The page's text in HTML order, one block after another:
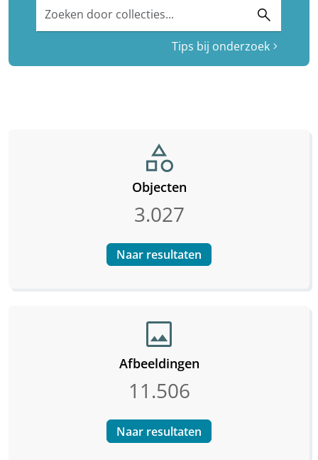
search
Tips bij onderzoek chevron_right
category
Objecten
3.027
Naar resultaten
image
Afbeeldingen
11.506
Naar resultaten